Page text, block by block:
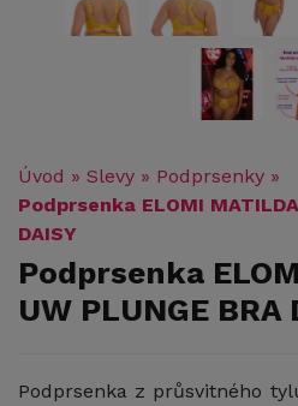
Úvod » Slevy » Podprsenky »
Podprsenka ELOMI
DAISY
Podprsenka
UW PLUNGE BRA
Podprsenka z průsvitného